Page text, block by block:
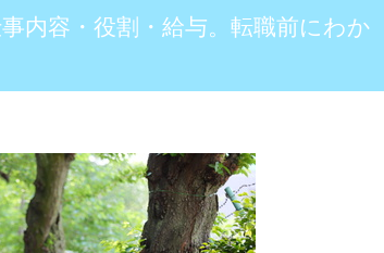
内容・役割・給与。転職前にわか